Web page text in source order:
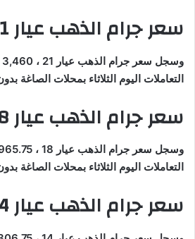
سعر جرام الذهب عيار 21
التعاملات اليوم الثلاثاء بمحلات الصاغة
سعر جرام الذهب عيار 18
التعاملات اليوم الثلاثاء بمحلات الصاغة
سعر جرام الذهب عيار 14